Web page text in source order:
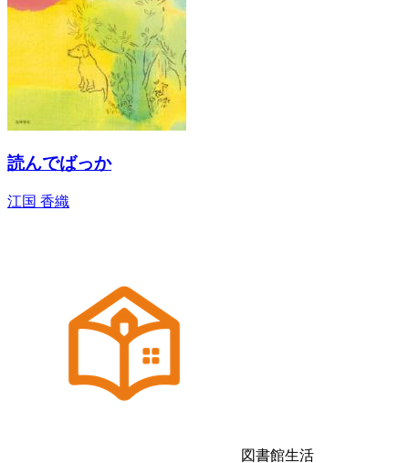
読んでばっか
江国 香織
図書館生活